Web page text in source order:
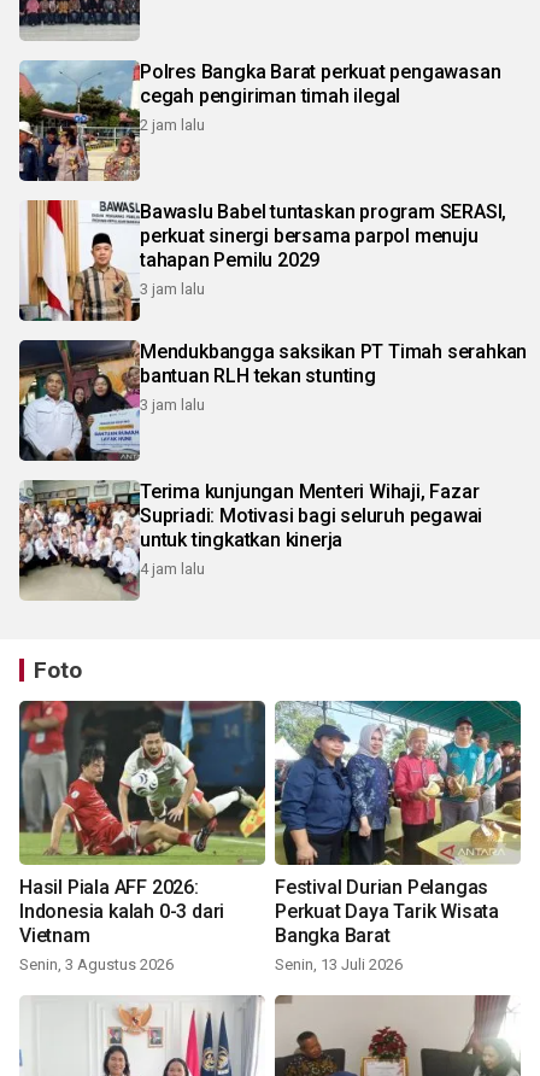
Polres Bangka Barat perkuat pengawasan
cegah pengiriman timah ilegal
2 jam lalu
Bawaslu Babel tuntaskan program SERASI,
perkuat sinergi bersama parpol menuju
tahapan Pemilu 2029
3 jam lalu
Mendukbangga saksikan PT Timah serahkan
bantuan RLH tekan stunting
3 jam lalu
Terima kunjungan Menteri Wihaji, Fazar
Supriadi: Motivasi bagi seluruh pegawai
untuk tingkatkan kinerja
4 jam lalu
Foto
Hasil Piala AFF 2026:
Indonesia kalah 0-3 dari
Vietnam
Senin, 3 Agustus 2026
Festival Durian Pelangas
Perkuat Daya Tarik Wisata
Bangka Barat
Senin, 13 Juli 2026